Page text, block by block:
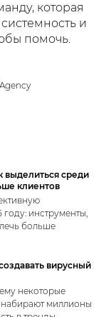
которая
и
помочь.
выделиться среди
клиентов
году: инструменты,
больше
вирусный
некоторые
набирают миллионы